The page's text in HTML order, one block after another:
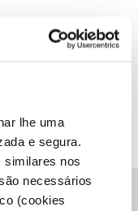
lhe uma
e segura.
similares nos
necessários
(cookies
mensagem privada
relevante. Marque
melhores comentários.